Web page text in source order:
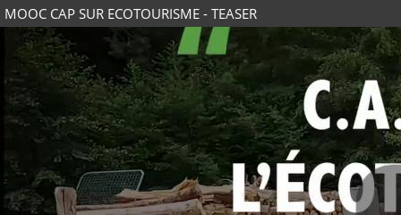
MOOC CAP SUR ECOTOURISME - TEASER